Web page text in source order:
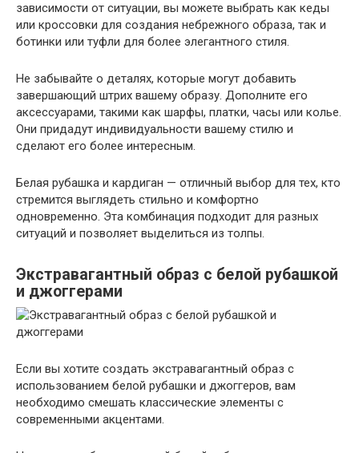
зависимости от ситуации, вы можете выбрать как кеды
или кроссовки для создания небрежного образа, так и
ботинки или туфли для более элегантного стиля.
Не забывайте о деталях, которые могут добавить
завершающий штрих вашему образу. Дополните его
аксессуарами, такими как шарфы, платки, часы или колье.
Они придадут индивидуальности вашему стилю и
сделают его более интересным.
Белая рубашка и кардиган — отличный выбор для тех, кто
стремится выглядеть стильно и комфортно
одновременно. Эта комбинация подходит для разных
ситуаций и позволяет выделиться из толпы.
Экстравагантный образ с белой рубашкой
и джоггерами
Если вы хотите создать экстравагантный образ с
использованием белой рубашки и джоггеров, вам
необходимо смешать классические элементы с
современными акцентами.